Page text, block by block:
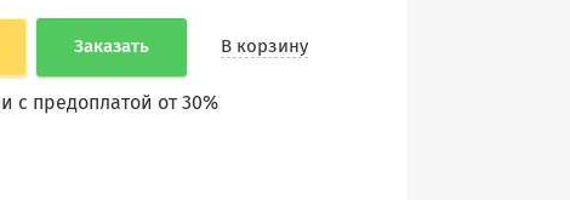
Заказать В корзину
с предоплатой от 30%